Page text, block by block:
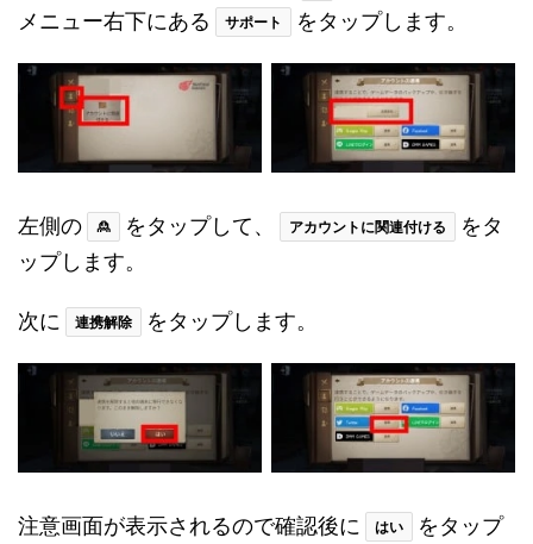
メニュー右下にある
サポート をタップします。
左側の 🙎 をタップして、 アカウントに関連付ける
をタ
ップします。
次に 連携解除 をタップします。
注意画面が表示されるので確認後に はい をタップ